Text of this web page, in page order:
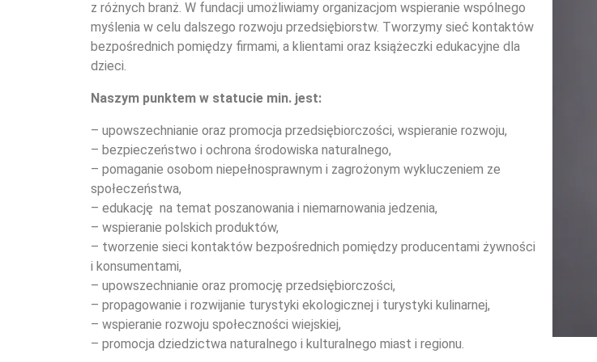
z różnych branż. W fundacji umożliwiamy organizacjom wspieranie wspólnego
myślenia w celu dalszego rozwoju przedsiębiorstw. Tworzymy sieć kontaktów
bezpośrednich pomiędzy firmami, a klientami oraz książeczki edukacyjne dla
dzieci.
Naszym punktem w statucie min. jest:
– upowszechnianie oraz promocja przedsiębiorczości, wspieranie rozwoju,
– bezpieczeństwo i ochrona środowiska naturalnego,
– pomaganie osobom niepełnosprawnym i zagrożonym wykluczeniem ze
społeczeństwa,
– edukację na temat poszanowania i niemarnowania jedzenia,
– wspieranie polskich produktów,
– tworzenie sieci kontaktów bezpośrednich pomiędzy producentami żywności
i konsumentami,
– upowszechnianie oraz promocję przedsiębiorczości,
– propagowanie i rozwijanie turystyki ekologicznej i turystyki kulinarnej,
– wspieranie rozwoju społeczności wiejskiej,
– promocja dziedzictwa naturalnego i kulturalnego miast i regionu.